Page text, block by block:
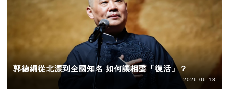
郭德綱從北漂到全國知名 如何讓相聲「復活」？
2026-06-18